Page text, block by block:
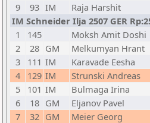
9
93 IM Raja Harshit
IM Schneider Ilja 2507 GER
1
145 Moksh Amit Doshi
2
28 GM Melkumyan Hrant
3
111 IM Karavade Eesha
4
129 IM Strunski Andreas
5
101 IM Bulmaga Irina
6
18 GM Eljanov Pavel
7
32 GM Meier Georg